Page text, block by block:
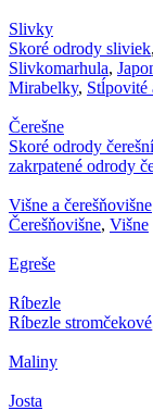
Slivky
Skoré odrody sliviek,
Slivkomarhula,
Mirabelky, Stĺpovité
Čerešne
Skoré odrody čerešní
zakrpatené odrody
Višne a čerešňovišne
Čerešňovišne, Višne
Egreše
Ríbezle
Ríbezle stromčekové
Maliny
Josta